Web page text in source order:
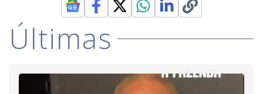
Últimas